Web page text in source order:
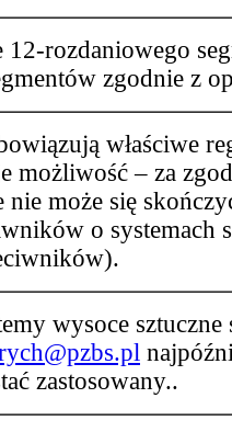
12-rozdaniowego
zgodnie z
właściwe
możliwość – za
nie może się
o systemach
wysoce
zastosowany..